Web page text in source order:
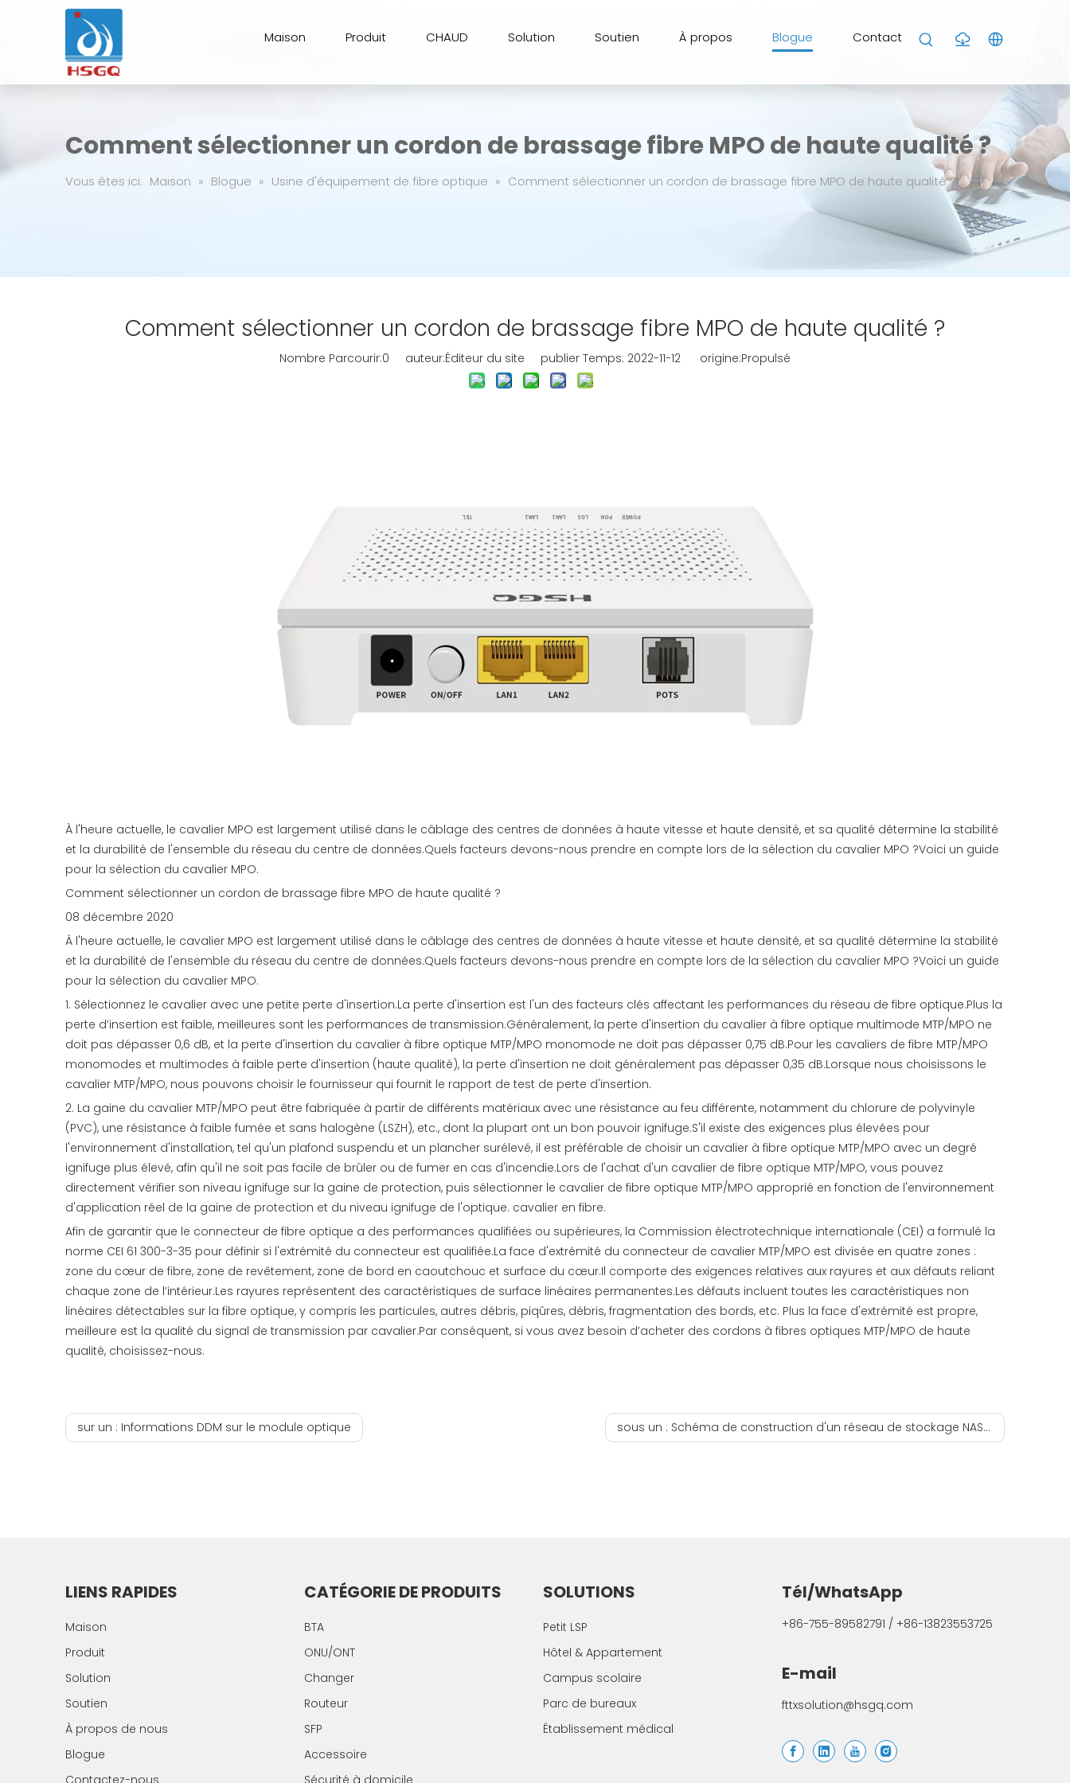
Maison Produit CHAUD Solution Soutien À propos Blogue Contact
Comment sélectionner un cordon de brassage fibre MPO de haute qualité ?
Vous êtes ici: Maison » Blogue » Usine d'équipement de fibre optique » Comment sélectionner un cordon de brassage fibre MPO de haute qualité ?
Comment sélectionner un cordon de brassage fibre MPO de haute qualité ?
Nombre Parcourir:0 auteur:Éditeur du site publier Temps: 2022-11-12 origine:Propulsé
À l'heure actuelle, le cavalier MPO est largement utilisé dans le câblage des centres de données à haute vitesse et haute densité, et sa qualité détermine la stabilité
et la durabilité de l'ensemble du réseau du centre de données.Quels facteurs devons-nous prendre en compte lors de la sélection du cavalier MPO ?Voici un guide
pour la sélection du cavalier MPO.
Comment sélectionner un cordon de brassage fibre MPO de haute qualité ?
08 décembre 2020
À l'heure actuelle, le cavalier MPO est largement utilisé dans le câblage des centres de données à haute vitesse et haute densité, et sa qualité détermine la stabilité
et la durabilité de l'ensemble du réseau du centre de données.Quels facteurs devons-nous prendre en compte lors de la sélection du cavalier MPO ?Voici un guide
pour la sélection du cavalier MPO.
1. Sélectionnez le cavalier avec une petite perte d'insertion.La perte d'insertion est l'un des facteurs clés affectant les performances du réseau de fibre optique.Plus la
perte d’insertion est faible, meilleures sont les performances de transmission.Généralement, la perte d'insertion du cavalier à fibre optique multimode MTP/MPO ne
doit pas dépasser 0,6 dB, et la perte d'insertion du cavalier à fibre optique MTP/MPO monomode ne doit pas dépasser 0,75 dB.Pour les cavaliers de fibre MTP/MPO
monomodes et multimodes à faible perte d'insertion (haute qualité), la perte d'insertion ne doit généralement pas dépasser 0,35 dB.Lorsque nous choisissons le
cavalier MTP/MPO, nous pouvons choisir le fournisseur qui fournit le rapport de test de perte d'insertion.
2. La gaine du cavalier MTP/MPO peut être fabriquée à partir de différents matériaux avec une résistance au feu différente, notamment du chlorure de polyvinyle
(PVC), une résistance à faible fumée et sans halogène (LSZH), etc., dont la plupart ont un bon pouvoir ignifuge.S'il existe des exigences plus élevées pour
l'environnement d'installation, tel qu'un plafond suspendu et un plancher surélevé, il est préférable de choisir un cavalier à fibre optique MTP/MPO avec un degré
ignifuge plus élevé, afin qu'il ne soit pas facile de brûler ou de fumer en cas d'incendie.Lors de l'achat d'un cavalier de fibre optique MTP/MPO, vous pouvez
directement vérifier son niveau ignifuge sur la gaine de protection, puis sélectionner le cavalier de fibre optique MTP/MPO approprié en fonction de l'environnement
d'application réel de la gaine de protection et du niveau ignifuge de l'optique. cavalier en fibre.
Afin de garantir que le connecteur de fibre optique a des performances qualifiées ou supérieures, la Commission électrotechnique internationale (CEI) a formulé la
norme CEI 61 300-3-35 pour définir si l'extrémité du connecteur est qualifiée.La face d'extrémité du connecteur de cavalier MTP/MPO est divisée en quatre zones :
zone du cœur de fibre, zone de revêtement, zone de bord en caoutchouc et surface du cœur.Il comporte des exigences relatives aux rayures et aux défauts reliant
chaque zone de l’intérieur.Les rayures représentent des caractéristiques de surface linéaires permanentes.Les défauts incluent toutes les caractéristiques non
linéaires détectables sur la fibre optique, y compris les particules, autres débris, piqûres, débris, fragmentation des bords, etc. Plus la face d'extrémité est propre,
meilleure est la qualité du signal de transmission par cavalier.Par conséquent, si vous avez besoin d’acheter des cordons à fibres optiques MTP/MPO de haute
qualité, choisissez-nous.
sur un : Informations DDM sur le module optique sous un : Schéma de construction d'un réseau de stockage NAS 10 Gigabit
LIENS RAPIDES
Maison
Produit
Solution
Soutien
À propos de nous
Blogue
Contactez-nous
CATÉGORIE DE PRODUITS
BTA
ONU/ONT
Changer
Routeur
SFP
Accessoire
Sécurité à domicile
SOLUTIONS
Petit LSP
Hôtel & Appartement
Campus scolaire
Parc de bureaux
Établissement médical
Tél/WhatsApp
+86-755-89582791 / +86-13823553725
E-mail
fttxsolution@hsgq.com